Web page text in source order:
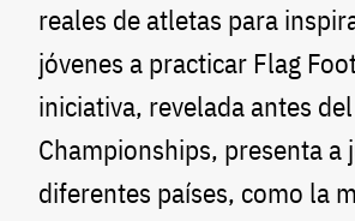
reales de atletas para
jóvenes a practicar Flag
iniciativa, revelada antes
Championships, presenta a
diferentes países, como la